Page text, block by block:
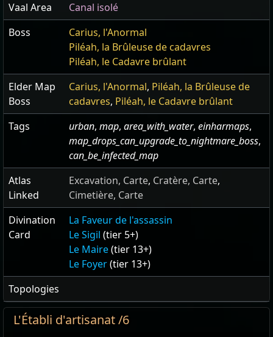
Vaal Area
Canal isolé
Boss
Carius, l'Anormal
Piléah, la Brûleuse de cadavres
Piléah, le Cadavre brûlant
Elder Map
Boss
Carius, l'Anormal, Piléah, la Brûleuse de
cadavres, Piléah, le Cadavre brûlant
Tags
urban, map, area_with_water, einharmaps,
map_drops_can_upgrade_to_nightmare_boss,
can_be_infected_map
Atlas
Linked
Excavation, Carte, Cratère, Carte,
Cimetière, Carte
Divination
Card
La Faveur de l'assassin
Le Sigil (tier 5+)
Le Maire(tier 13+)
Le Foyer(tier 13+)
Topologies
L'Établi d'artisanat /6